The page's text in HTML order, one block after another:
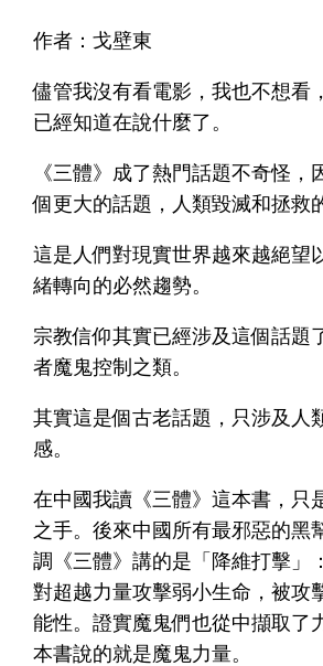
作者：戈壁東
儘管我沒有看電影，我也不想看
已經知道在說什麼了。
《三體》成了熱門話題不奇怪，
個更大的話題，人類毀滅和拯救
這是人們對現實世界越來越絕望
緒轉向的必然趨勢。
宗教信仰其實已經涉及這個話題
者魔鬼控制之類。
其實這是個古老話題，只涉及人
感。
在中國我讀《三體》這本書，只
之手。後來中國所有最邪惡的黑
調《三體》講的是「降維打擊」
對超越力量攻擊弱小生命，被攻
能性。證實魔鬼們也從中擷取了
本書說的就是魔鬼力量。